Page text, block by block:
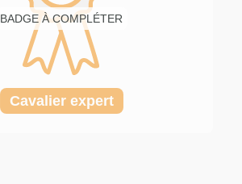
BADGE À COMPLÉTER
Cavalier expert